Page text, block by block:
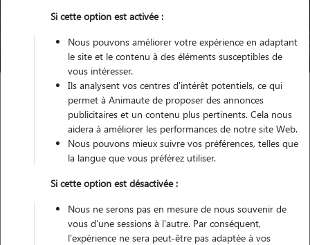
Trouver mon Pet Sitter
Compte pet sitter qui n'existe plus
Petsitter inactif
Ce pet sitter n'existe pas/plus sur notre site. Merci de
renouveler votre recherche.
Si cette option est activée :
Nous pouvons améliorer votre expérience en adaptant
le site et le contenu à des éléments susceptibles de
vous intéresser.
Ils analysent vos centres d'intérêt potentiels, ce qui
permet à Animaute de proposer des annonces
publicitaires et un contenu plus pertinents. Cela nous
aidera à améliorer les performances de notre site Web.
Nous pouvons mieux suivre vos préférences, telles que
la langue que vous préférez utiliser.
Si cette option est désactivée :
Nous ne serons pas en mesure de nous souvenir de
vous d'une sessions à l'autre. Par conséquent,
l'expérience ne sera peut-être pas adaptée à vos